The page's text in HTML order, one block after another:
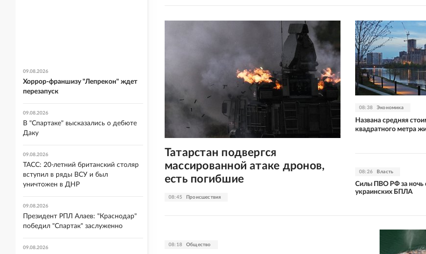
08:45 Происшествия
Татарстан подвергся
массированной атаке дронов,
есть погибшие
08:38 Экономика
Названа средняя
квадратного метра
08:26 Власть
Силы ПВО РФ за ночь
украинских БПЛА
08:18 Общество
09.08.2026
Хоррор-франшизу "Лепрекон" ждет
перезапуск
09.08.2026
В "Спартаке" высказались о дебюте
Даку
09.08.2026
ТАСС: 20-летний британский столяр
вступил в ряды ВСУ и был
уничтожен в ДНР
09.08.2026
Президент РПЛ Алаев: "Краснодар"
победил "Спартак" заслуженно
09.08.2026